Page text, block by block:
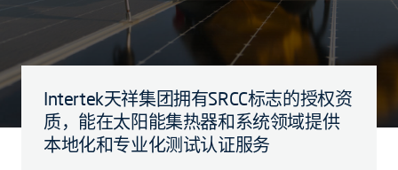
Intertek天祥集团拥有SRCC标志的授权资
质，能在太阳能集热器和系统领域提供
本地化和专业化测试认证服务